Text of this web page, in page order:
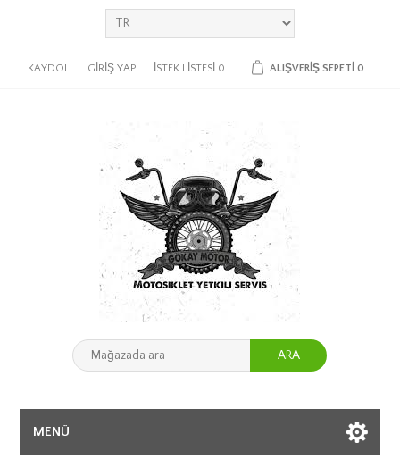
KAYDOL GIRIŞ YAP İSTEK LISTESI 0 ALIŞVERIŞ SEPETI 0
ARA
MENÜ